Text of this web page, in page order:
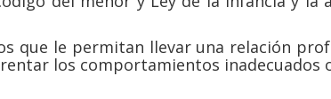
que le permitan llevar una relación
los comportamientos inadecuados